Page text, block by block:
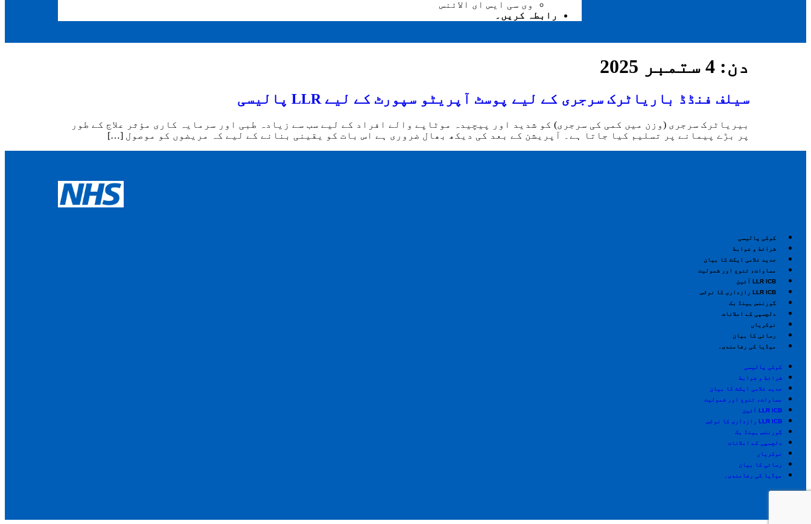
وی سی ایس ای الائنس
رابطہ کریں۔
دن: 4 ستمبر 2025
سیلف فنڈڈ باریاٹرک سرجری کے لیے پوسٹ آپریٹو سپورٹ کے لیے LLR پالیسی
بیریاٹرک سرجری (وزن میں کمی کی سرجری) کو شدید اور پیچیدہ موٹاپے والے افراد کے لیے سب سے زیادہ طبی اور سرمایہ کاری مؤثر علاج کے طور
پر بڑے پیمانے پر تسلیم کیا جاتا ہے۔ آپریشن کے بعد کی دیکھ بھال ضروری ہے اس بات کو یقینی بنانے کے لیے کہ مریضوں کو موصول […]
کوکی پالیسی
شرائط و ضوابط
جدید غلامی ایکٹ کا بیان
مساوات، تنوع اور شمولیت
LLR ICB آئین
LLR ICB رازداری کا نوٹس
گورننس ہینڈ بک
دلچسپی کے اعلانات
نوکریاں
رسائی کا بیان
میڈیا کی رضامندی۔
کوکی پالیسی
شرائط و ضوابط
جدید غلامی ایکٹ کا بیان
مساوات، تنوع اور شمولیت
LLR ICB آئین
LLR ICB رازداری کا نوٹس
گورننس ہینڈ بک
دلچسپی کے اعلانات
نوکریاں
رسائی کا بیان
میڈیا کی رضامندی۔